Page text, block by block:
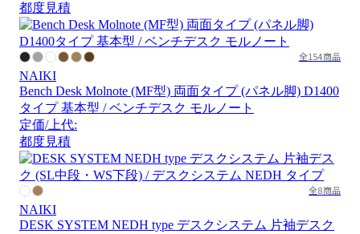
都度見積
全154商品
NAIKI
Bench Desk Molnote (MF型) 両面タイプ (パネル脚) D1400
タイプ 基本型 / ベンチデスク モルノート
定価/上代:
都度見積
全8商品
NAIKI
DESK SYSTEM NEDH type デスクシステム 片袖デスク